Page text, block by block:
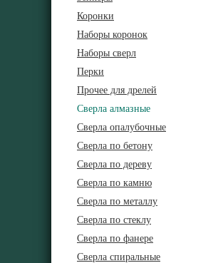
Коронки
Наборы коронок
Наборы сверл
Перки
Прочее для дрелей
Сверла алмазные
Сверла опалубочные
Сверла по бетону
Сверла по дереву
Сверла по камню
Сверла по металлу
Сверла по стеклу
Сверла по фанере
Сверла спиральные